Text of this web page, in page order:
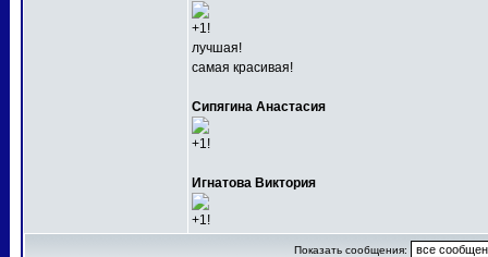
+1!
лучшая!
самая красивая!
Сипягина Анастасия
+1!
Игнатова Виктория
+1!
Показать сообщения: